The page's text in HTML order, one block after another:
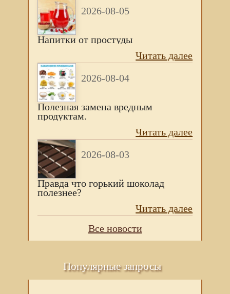
2026-08-05
Напитки от простуды
Читать далее
2026-08-04
Полезная замена вредным
продуктам.
Читать далее
2026-08-03
Правда что горький шоколад
полезнее?
Читать далее
Все новости
Популярные запросы